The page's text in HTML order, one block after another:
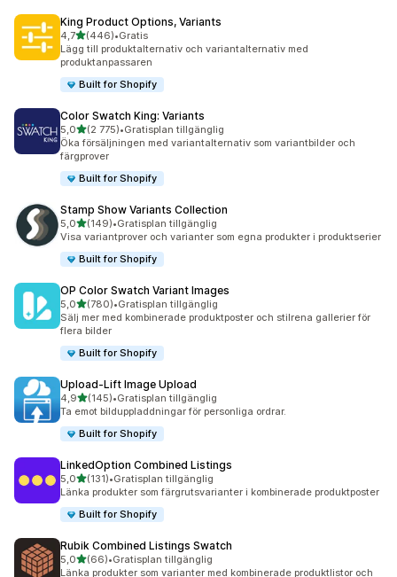
King Product Options, Variants
4,7av 5 stjärnor
(446)
446 recensioner totalt
•Gratis
Lägg till produktalternativ och variantalternativ med
produktanpassaren
Built for Shopify
Color Swatch King: Variants
5,0av 5 stjärnor
(2 775)
2775 recensioner totalt
•Gratisplan tillgänglig
Öka försäljningen med variantalternativ som variantbilder och
färgprover
Built for Shopify
Stamp Show Variants Collection
5,0av 5 stjärnor
(149)
149 recensioner totalt
•Gratisplan tillgänglig
Visa variantprover och varianter som egna produkter i produktserier
Built for Shopify
OP Color Swatch Variant Images
5,0av 5 stjärnor
(780)
780 recensioner totalt
•Gratisplan tillgänglig
Sälj mer med kombinerade produktposter och stilrena gallerier för
flera bilder
Built for Shopify
Upload‑Lift Image Upload
4,9av 5 stjärnor
(145)
145 recensioner totalt
•Gratisplan tillgänglig
Ta emot bilduppladdningar för personliga ordrar.
Built for Shopify
LinkedOption Combined Listings
5,0av 5 stjärnor
(131)
131 recensioner totalt
•Gratisplan tillgänglig
Länka produkter som färgrutsvarianter i kombinerade produktposter
Built for Shopify
Rubik Combined Listings Swatch
5,0av 5 stjärnor
(66)
66 recensioner totalt
•Gratisplan tillgänglig
Länka produkter som varianter med kombinerade produktlistor och